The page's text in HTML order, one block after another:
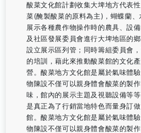
酸菜文化館計劃收集大埤地方代表
菜(醃製酸菜的原料為主)，蝴蝶蘭、
展示各種農作物操作時的農具、設
及社區發展委員會進行大埤地區的
設立展示區列管；同時籌組委員會
的培訓，藉此來推動酸菜館的文化
營。酸菜地方文化館是屬於氣味體
物陳設不僅可以親身體會酸菜的製
味，館內的展示主題及視聽設備等
是真正為了行銷當地特色而量身訂
館。酸菜地方文化館是屬於氣味體
物陳設不僅可以親身體會酸菜的製